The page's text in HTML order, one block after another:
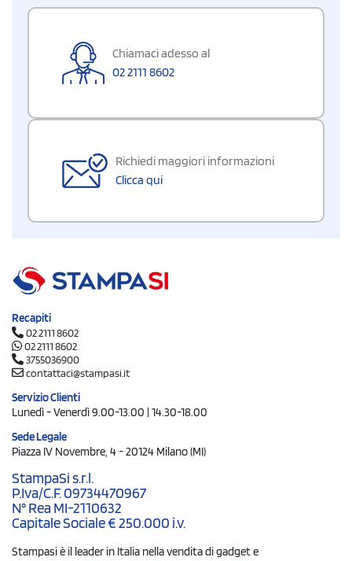
Chiamaci adesso al
02 2111 8602
Richiedi maggiori informazioni
Clicca qui
Recapiti
02 2111 8602
02 2111 8602
3755036900
contattaci@stampasi.it
Servizio Clienti
Lunedì - Venerdì 9.00-13.00 | 14.30-18.00
Sede Legale
Piazza IV Novembre, 4 - 20124 Milano (MI)
StampaSi s.r.l.
P.Iva/C.F. 09734470967
N° Rea MI-2110632
Capitale Sociale € 250.000 i.v.
Stampasi è il leader in Italia nella vendita di gadget e